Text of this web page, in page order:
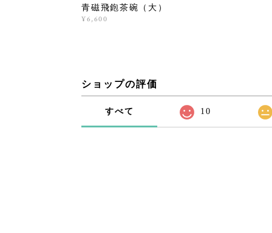
青磁飛鉋茶碗（大）
¥6,600
ショップの評価
すべて 10